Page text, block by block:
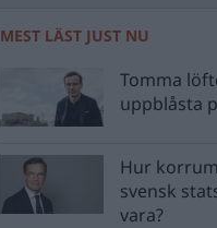
MEST LÄST JUST NU
Tomma
uppblåsta
Hur
svensk
vara?